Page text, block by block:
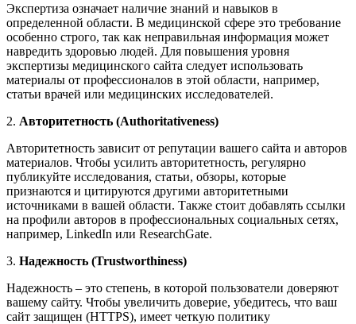
Экспертиза означает наличие знаний и навыков в
определенной области. В медицинской сфере это требование
особенно строго, так как неправильная информация может
навредить здоровью людей. Для повышения уровня
экспертизы медицинского сайта следует использовать
материалы от профессионалов в этой области, например,
статьи врачей или медицинских исследователей.
2. Авторитетность (Authoritativeness)
Авторитетность зависит от репутации вашего сайта и авторов
материалов. Чтобы усилить авторитетность, регулярно
публикуйте исследования, статьи, обзоры, которые
признаются и цитируются другими авторитетными
источниками в вашей области. Также стоит добавлять ссылки
на профили авторов в профессиональных социальных сетях,
например, LinkedIn или ResearchGate.
3. Надежность (Trustworthiness)
Надежность – это степень, в которой пользователи доверяют
вашему сайту. Чтобы увеличить доверие, убедитесь, что ваш
сайт защищен (HTTPS), имеет четкую политику